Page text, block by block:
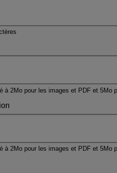
à 2Mo pour les images et PDF et 5Mo
à 2Mo pour les images et PDF et 5Mo